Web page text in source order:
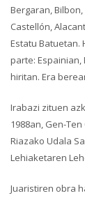
Bergaran,
Castellón,
Estatu
parte: Espainian,
hiritan. Era
Irabazi zituen
1988an, Gen-
Riazako Udala
Lehiaketaren
Juaristiren obra